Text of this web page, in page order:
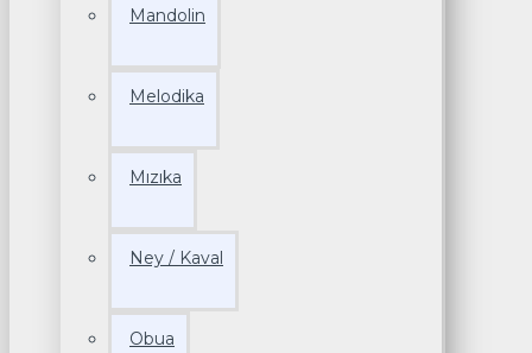
Mandolin
Melodika
Mızıka
Ney / Kaval
Obua